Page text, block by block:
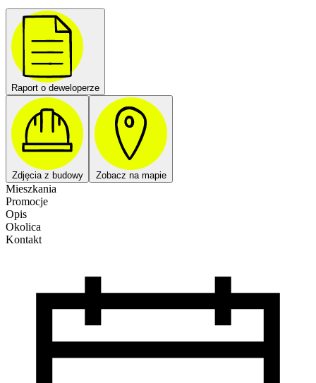
Raport o deweloperze
Zdjęcia z budowy Zobacz na mapie
Mieszkania
Promocje
Opis
Okolica
Kontakt